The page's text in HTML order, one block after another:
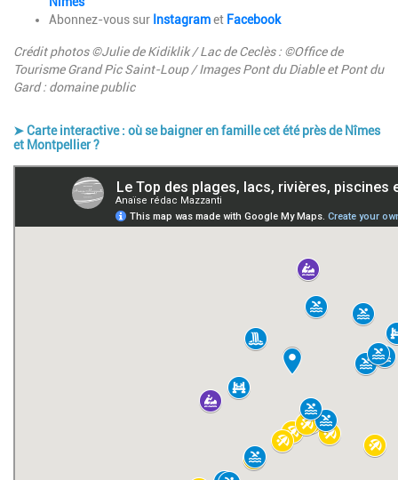
Abonnez-vous sur Instagramet Facebook
Crédit photos ©Julie de Kidiklik / Lac de Ceclès : ©Office de
Tourisme Grand Pic Saint-Loup / Images Pont du Diable et Pont du
Gard : domaine public
➤ Carte interactive : où se baigner en famille cet été près de Nîmes
et Montpellier ?